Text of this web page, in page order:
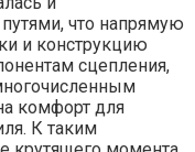
что напрямую
и конструкцию
сцепления,
комфорт для
К таким